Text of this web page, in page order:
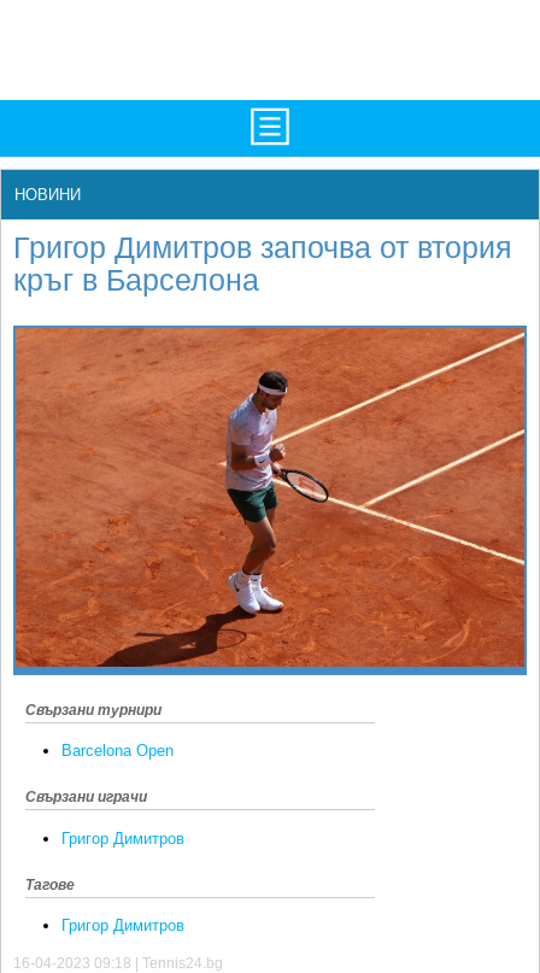
НОВИНИ
БГ
WTA
LIVE SCORES
ТУРНИРИ
SOFIA OPEN
КЛУБОВЕ
БЛОГ
ВИДЕО
ЖЪЛТО
Фотогалерии
Рекорди/Статистика
Екипировка
Любопитно
Истории
Ретро
Спорт&Фитнес
Други
Любители
НОВИНИ
Григор Димитров започва от втория
кръг в Барселона
Свързани турнири
Barcelona Open
Свързани играчи
Григор Димитров
Тагове
Григор Димитров
16-04-2023 09:18 | Tennis24.bg